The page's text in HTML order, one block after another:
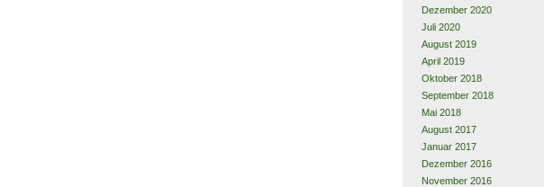
Dezember 2020
Juli 2020
August 2019
April 2019
Oktober 2018
September 2018
Mai 2018
August 2017
Januar 2017
Dezember 2016
November 2016